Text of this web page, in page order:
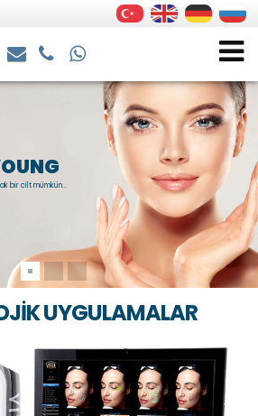
bir cilt mümkün...
UYGULAMALAR